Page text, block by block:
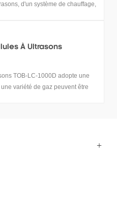
d'un système de chauffage,
À Ultrasons
TOB-LC-1000D adopte une
variété de gaz peuvent être